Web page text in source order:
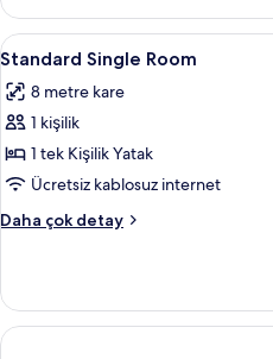
detay
Standard
Single
Room
için
tüm
fotoğrafları
görün
16
Standard Single Room
8 metre kare
1 kişilik
1 tek Kişilik Yatak
Ücretsiz kablosuz internet
Daha çok detay
Standard
daha
fazla
detay